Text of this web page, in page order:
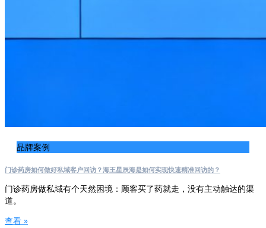
品牌案例
门诊药房如何做好私域客户回访？海王星辰海是如何实现快速精准回访的？
门诊药房做私域有个天然困境：顾客买了药就走，没有主动触达的渠
道。
查看 »